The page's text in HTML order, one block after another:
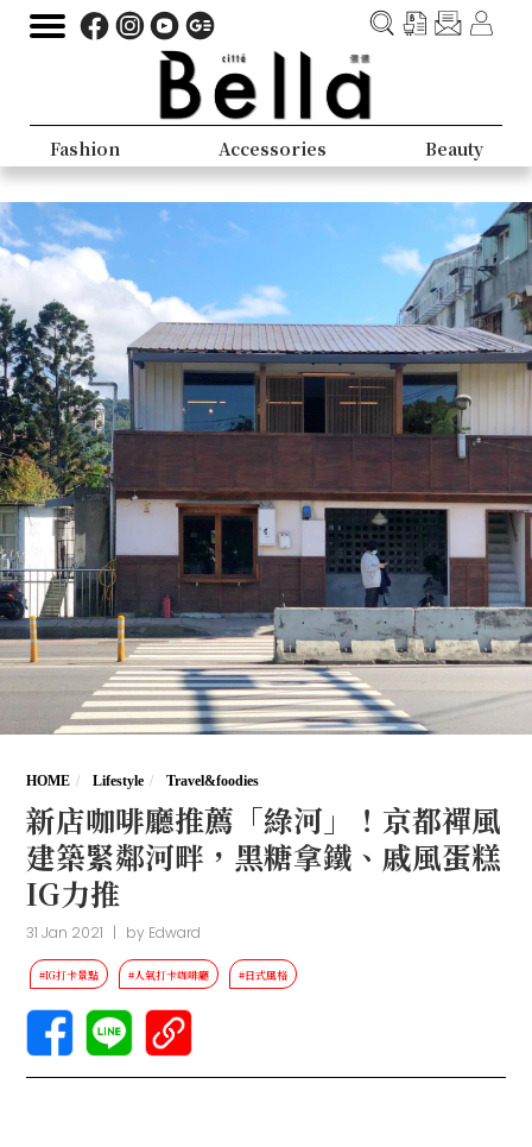
Fashion Accessories Beauty
HOME Lifestyle Travel&foodies
新店咖啡廳推薦「綠河」！京都禪風
建築緊鄰河畔，黑糖拿鐵、戚風蛋糕
IG力推
31 Jan 2021 | by Edward
#IG打卡景點 #人氣打卡咖啡廳 #日式風格